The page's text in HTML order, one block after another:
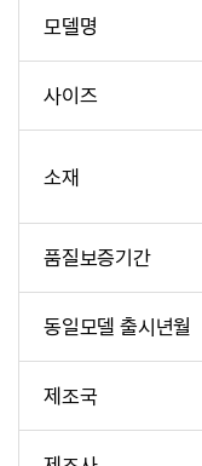
모델명
사이즈
소재
품질보증기간
동일모델 출시년월
제조국